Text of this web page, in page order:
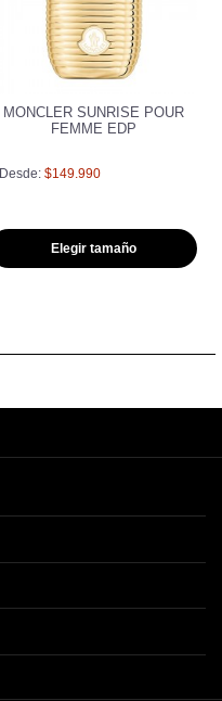
MONCLER SUNRISE POUR
FEMME EDP
Desde:$149.990
Elegir tamaño